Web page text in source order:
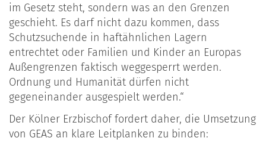
im Gesetz steht, sondern was an den Grenzen
geschieht. Es darf nicht dazu kommen, dass
Schutzsuchende in haftähnlichen Lagern
entrechtet oder Familien und Kinder an Europas
Außengrenzen faktisch weggesperrt werden.
Ordnung und Humanität dürfen nicht
gegeneinander ausgespielt werden.“
Der Kölner Erzbischof fordert daher, die Umsetzung
von GEAS an klare Leitplanken zu binden: